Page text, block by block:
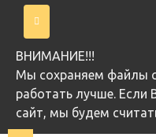
ВНИМАНИЕ!!!
Мы cохраняем файлы
работать лучше. Если
сайт, мы будем